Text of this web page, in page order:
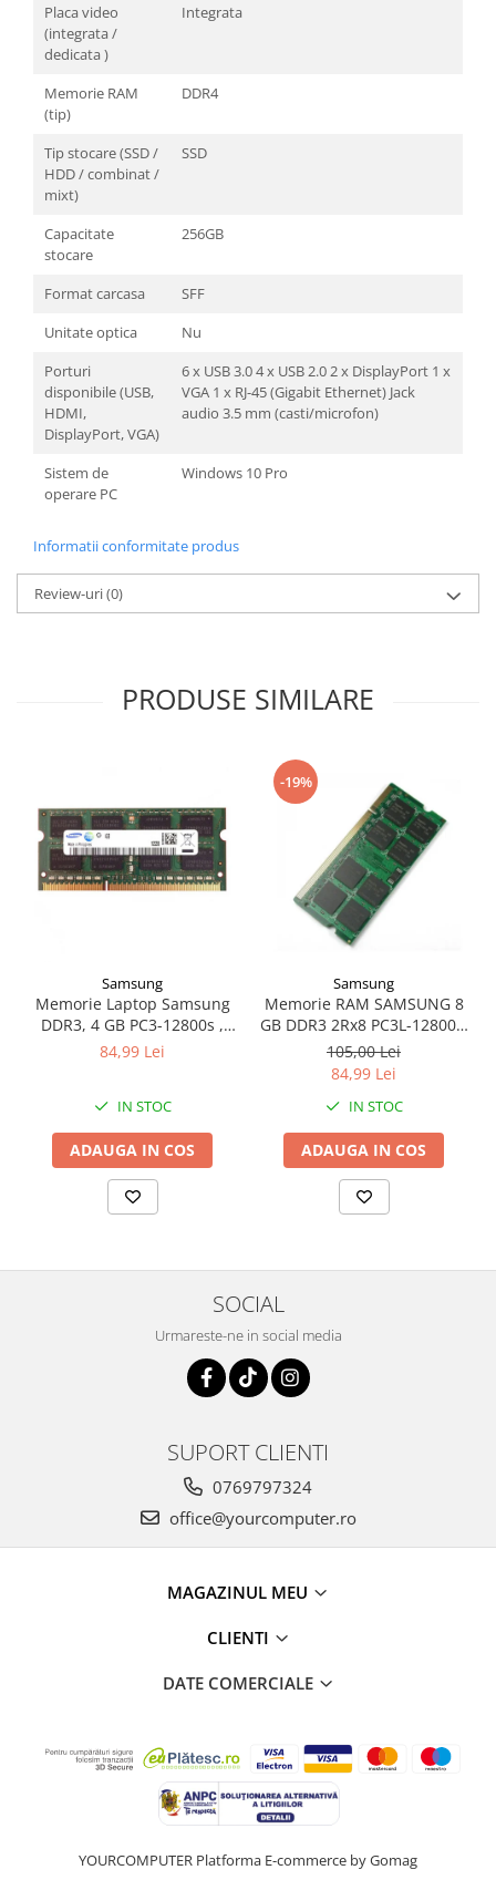
Placi de retea
Routere Wireless
Switch-uri
Supraveghere video
Placa video
(integrata /
dedicata )
Integrata
Memorie RAM
(tip)
DDR4
Tip stocare (SSD /
HDD / combinat /
mixt)
SSD
Capacitate
stocare
256GB
Format carcasa
SFF
Unitate optica
Nu
Porturi
disponibile (USB,
HDMI,
DisplayPort, VGA)
6 x USB 3.0 4 x USB 2.0 2 x DisplayPort 1 x
VGA 1 x RJ-45 (Gigabit Ethernet) Jack
audio 3.5 mm (casti/microfon)
Sistem de
operare PC
Windows 10 Pro
Informatii conformitate produs
Review-uri(0)
PRODUSE SIMILARE
Samsung
Memorie Laptop Samsung
DDR3, 4 GB PC3-12800s ,
1600MHz
84,99 Lei
IN STOC
ADAUGA IN COS
-19%
Samsung
Memorie RAM SAMSUNG 8
GB DDR3 2Rx8 PC3L-12800s,
1600 Mhz - LOW VOLTAGE
105,00 Lei
84,99 Lei
IN STOC
ADAUGA IN COS
SOCIAL
Urmareste-ne in social media
SUPORT CLIENTI
0769797324
office@yourcomputer.ro
MAGAZINUL MEU
CLIENTI
DATE COMERCIALE
YOURCOMPUTER Platforma E-commerce by Gomag